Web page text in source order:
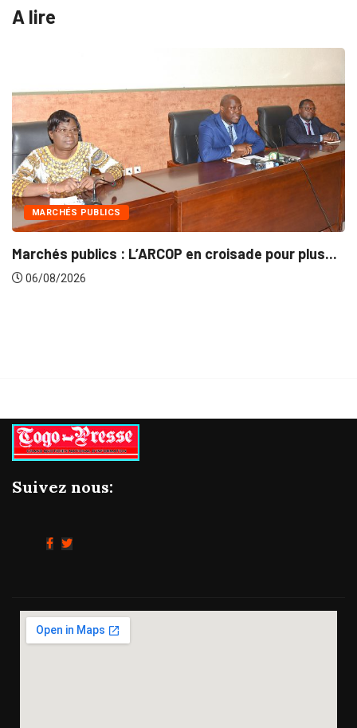
A lire
plus...
INTÉGRATION RÉGIONALE
Gestion concertée et durable du Bassin
Suivez nous: